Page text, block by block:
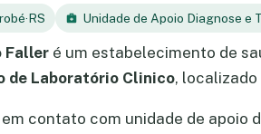
·RS Unidade de Apoio Diagnose e
Faller é um estabelecimento de
de Laboratório Clinico, localizado
contato com unidade de apoio